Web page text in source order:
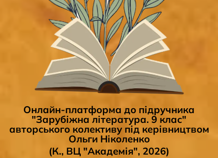
Онлайн-платформа до підручника
"Зарубіжна література. 9 клас"
авторського колективу під керівництвом
Ольги Ніколенко
(К., ВЦ "Академія", 2026)